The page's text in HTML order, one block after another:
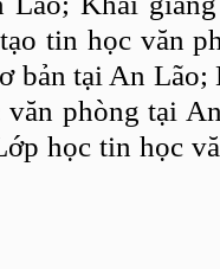
tin học văn
bản tại An
phòng tại
học tin học